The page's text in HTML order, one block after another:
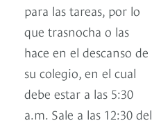
para las tareas, por lo
que trasnocha o las
hace en el descanso de
su colegio, en el cual
debe estar a las 5:30
a.m. Sale a las 12:30 del